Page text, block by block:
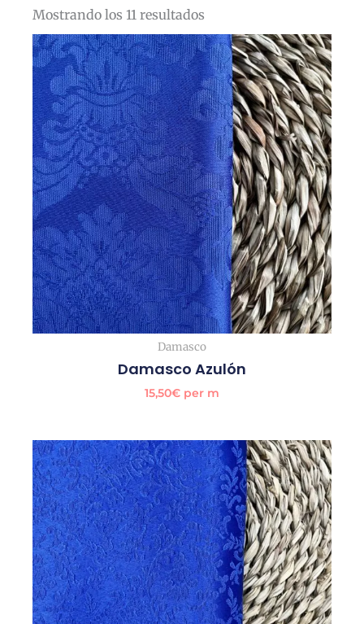
Mostrando los 11 resultados
Damasco
Damasco Azulón
15,50€ per m